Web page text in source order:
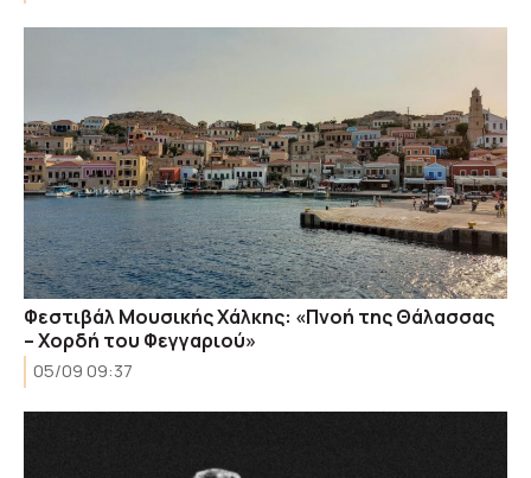
Φεστιβάλ Μουσικής Χάλκης: «Πνοή της Θάλασσας
– Χορδή του Φεγγαριού»
05/09 09:37